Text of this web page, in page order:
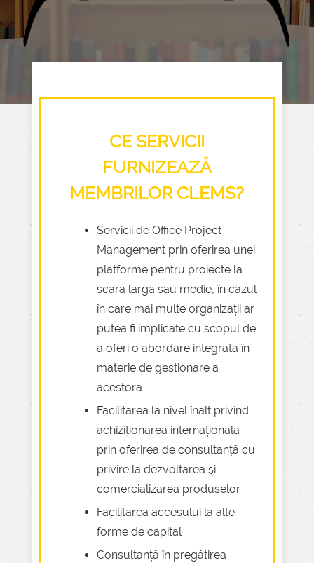
CE SERVICII
FURNIZEAZĂ
MEMBRILOR CLEMS?
Servicii de Office Project
Management prin oferirea unei
platforme pentru proiecte la
scară largă sau medie, în cazul
în care mai multe organizații ar
putea fi implicate cu scopul de
a oferi o abordare integrată în
materie de gestionare a
acestora
Facilitarea la nivel înalt privind
achiziționarea internațională
prin oferirea de consultanță cu
privire la dezvoltarea şi
comercializarea produselor
Facilitarea accesului la alte
forme de capital
Consultanță în pregătirea